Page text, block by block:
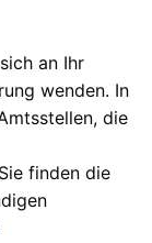
an Ihr
wenden. In
die
finden die